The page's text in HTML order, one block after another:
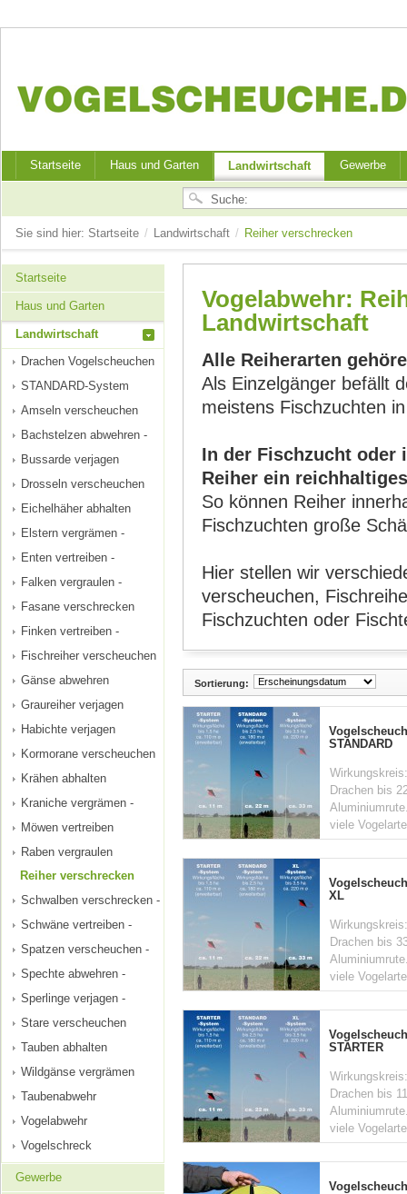
Startseite Haus und Garten Landwirtschaft Gewerbe
Sie sind hier: Startseite / Landwirtschaft / Reiher verschrecken
Startseite
Haus und Garten
Landwirtschaft
Drachen Vogelscheuchen
STANDARD-System
Amseln verscheuchen
Bachstelzen abwehren -
Bussarde verjagen
Drosseln verscheuchen
Eichelhäher abhalten
Elstern vergrämen -
Enten vertreiben -
Falken vergraulen -
Fasane verschrecken
Finken vertreiben -
Fischreiher verscheuchen
Gänse abwehren
Graureiher verjagen
Habichte verjagen
Kormorane verscheuchen
Krähen abhalten
Kraniche vergrämen -
Möwen vertreiben
Raben vergraulen
Reiher verschrecken
Schwalben verschrecken -
Schwäne vertreiben -
Spatzen verscheuchen -
Spechte abwehren -
Sperlinge verjagen -
Stare verscheuchen
Tauben abhalten
Wildgänse vergrämen
Taubenabwehr
Vogelabwehr
Vogelschreck
Gewerbe
Vogelabwehr:
Landwirtschaft
Alle Reiherarten
Als Einzelgänger befällt
meistens Fischzuchten
In der Fischzucht oder
Reiher ein
So können Reiher
Fischzuchten große
Hier stellen wir
verscheuchen,
Fischzuchten oder
Sortierung:
STANDARD
Drachen bis
viele
XL
Drachen bis
viele
STARTER
Drachen bis
viele